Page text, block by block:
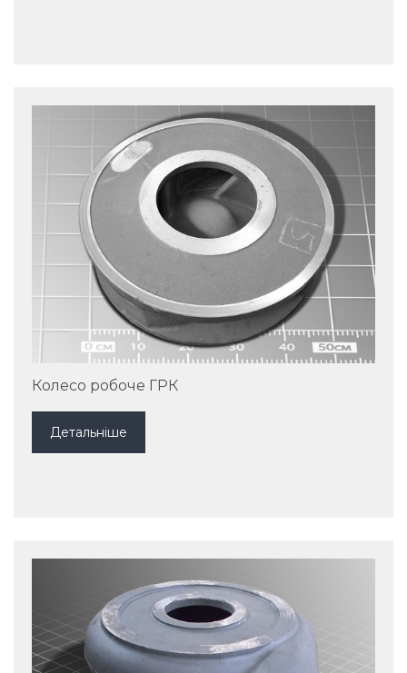
Колесо робоче ГРК
Детальніше